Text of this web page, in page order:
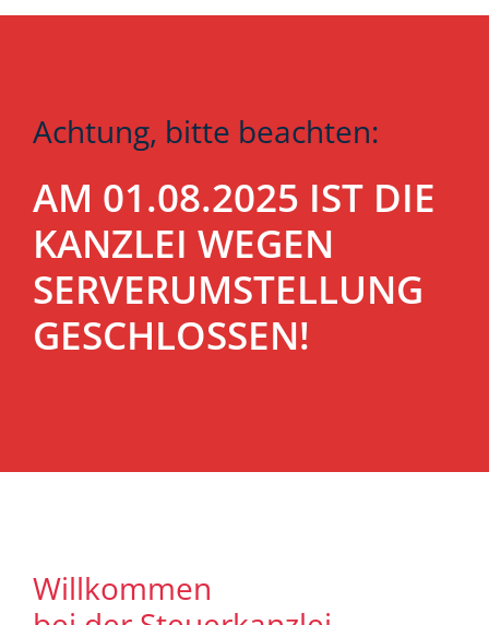
Achtung, bitte beachten:
AM 01.08.2025 IST DIE
KANZLEI WEGEN
SERVERUMSTELLUNG
GESCHLOSSEN!
Willkommen